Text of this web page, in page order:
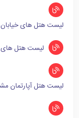
لیست هتل های خیابان
لیست هتل های مشهد
لیست هتل آپارتمان مشهد